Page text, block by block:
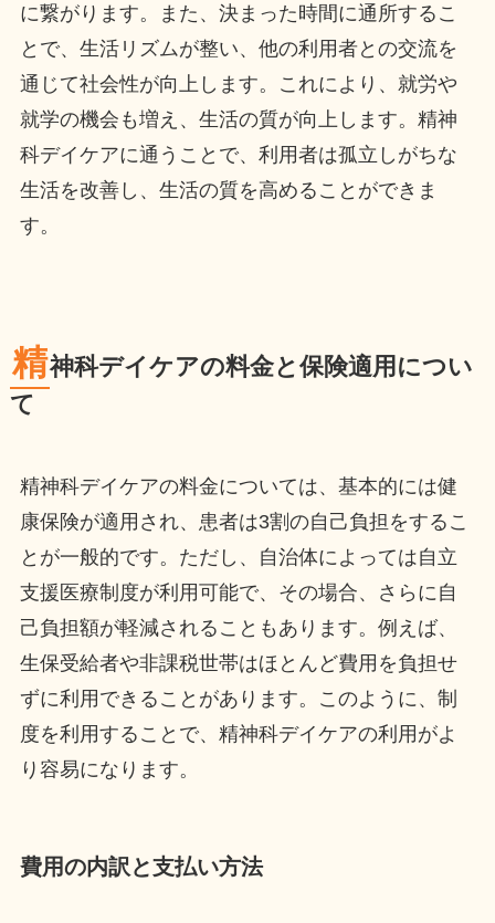
に繋がります。また、決まった時間に通所するこ
とで、生活リズムが整い、他の利用者との交流を
通じて社会性が向上します。これにより、就労や
就学の機会も増え、生活の質が向上します。精神
科デイケアに通うことで、利用者は孤立しがちな
生活を改善し、生活の質を高めることができま
す。
精神科デイケアの料金と保険適用につい
て
精神科デイケアの料金については、基本的には健
康保険が適用され、患者は3割の自己負担をするこ
とが一般的です。ただし、自治体によっては自立
支援医療制度が利用可能で、その場合、さらに自
己負担額が軽減されることもあります。例えば、
生保受給者や非課税世帯はほとんど費用を負担せ
ずに利用できることがあります。このように、制
度を利用することで、精神科デイケアの利用がよ
り容易になります。
費用の内訳と支払い方法